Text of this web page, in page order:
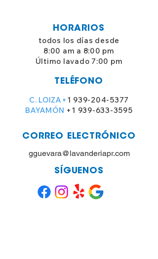
HORARIOS
todos los días desde
8:00 am a 8:00 pm
Último lavado 7:00 pm
TELÉFONO
C. LOIZA+ 1 939-204-5377
BAYAMÓN +1 939-633-3595
CORREO ELECTRÓNICO
gguevara@lavanderiapr.com
SÍGUENOS